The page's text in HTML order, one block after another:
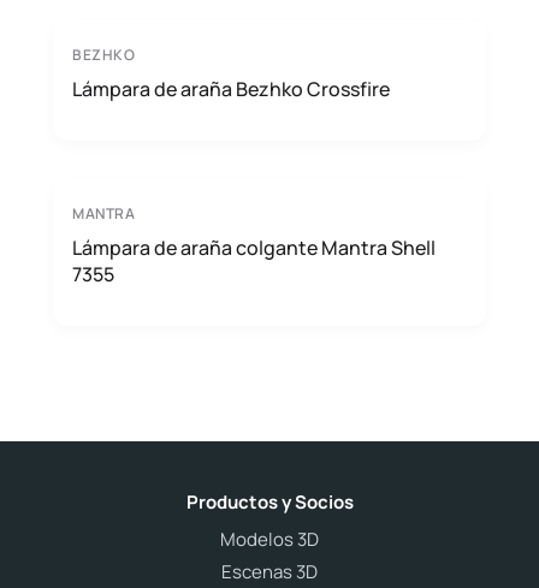
BEZHKO
Lámpara de araña Bezhko Crossfire
MANTRA
Lámpara de araña colgante Mantra Shell
7355
Productos y Socios
Modelos 3D
Escenas 3D